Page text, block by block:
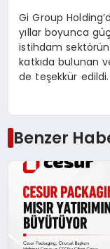
Gi Group
yıllar boyunca
istihdam
katkıda bulunan
de teşekkür edildi.
Benzer